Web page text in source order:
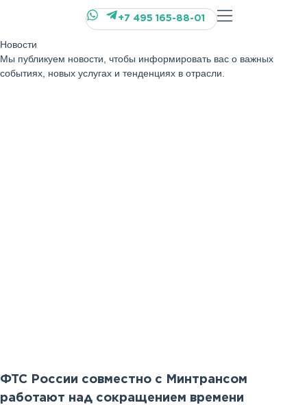
+7 495 165-88-01
Новости
Мы публикуем новости, чтобы информировать вас о важных
событиях, новых услугах и тенденциях в отрасли.
ФТС России совместно с Минтрансом
работают над сокращением времени